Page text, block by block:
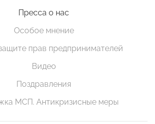
Пресса о нас
Особое мнение
прав предпринимателей
Видео
Поздравления
МСП. Антикризисные меры